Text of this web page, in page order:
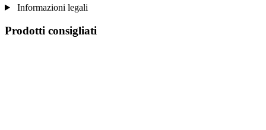
Informazioni legali
Prodotti consigliati